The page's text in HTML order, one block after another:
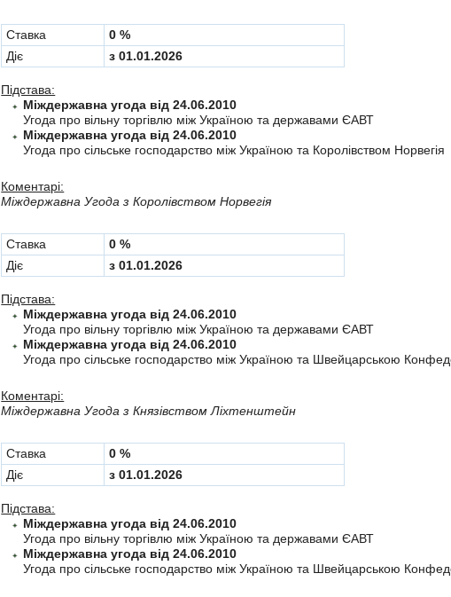
Cтавка
0 %
Діє
з 01.01.2026
Підстава:
Міждержавна угода від 24.06.2010
Угода про вiльну торгiвлю мiж Україною та державами ЄАВТ
Міждержавна угода від 24.06.2010
Угода про сiльське господарство мiж Україною та Королiвством Норвегiя
Коментарі:
Мiждержавна Угода з Королiвством Норвегія
Cтавка
0 %
Діє
з 01.01.2026
Підстава:
Міждержавна угода від 24.06.2010
Угода про вiльну торгiвлю мiж Україною та державами ЄАВТ
Міждержавна угода від 24.06.2010
Угода про сiльське господарство мiж Україною та Швейцарською
Коментарі:
Мiждержавна Угода з Князiвством Лiхтенштейн
Cтавка
0 %
Діє
з 01.01.2026
Підстава:
Міждержавна угода від 24.06.2010
Угода про вiльну торгiвлю мiж Україною та державами ЄАВТ
Міждержавна угода від 24.06.2010
Угода про сiльське господарство мiж Україною та Швейцарською